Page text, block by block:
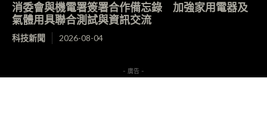
消委會與機電署簽署合作備忘錄 加強家用電器及
氣體用具聯合測試與資訊交流
科技新聞 2026-08-04
- 廣告 -